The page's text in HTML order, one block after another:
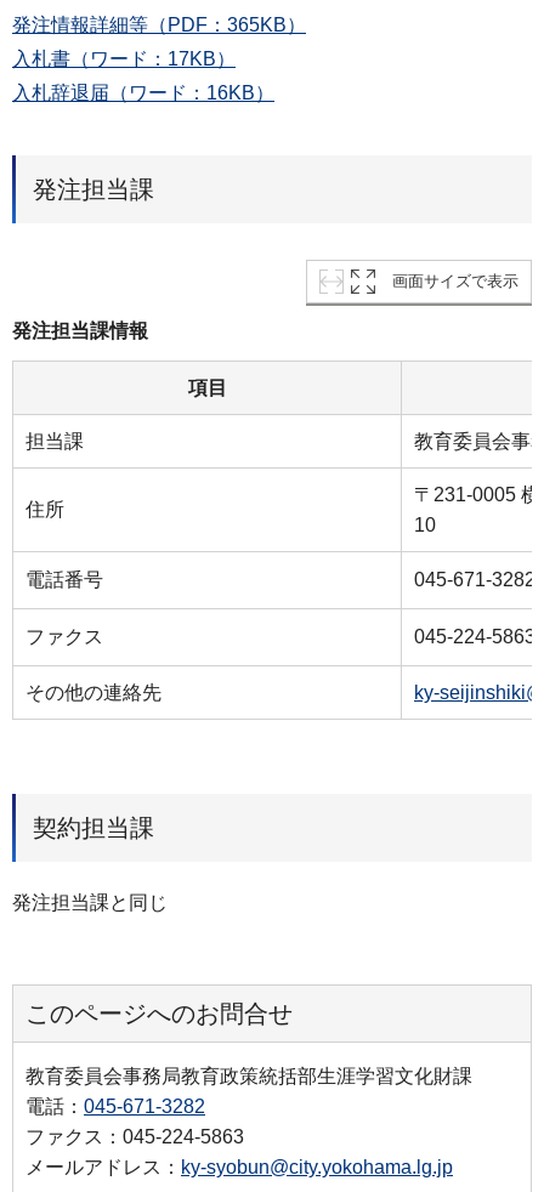
発注情報詳細等（PDF：365KB）
入札書（ワード：17KB）
入札辞退届（ワード：16KB）
発注担当課
画面サイズで表示
発注担当課情報
項目
担当課 教育委員会事
住所
〒231-0005
10
電話番号 045-671-3282
ファクス 045-224-5863
その他の連絡先 ky-
契約担当課
発注担当課と同じ
このページへのお問合せ
教育委員会事務局教育政策統括部生涯学習文化財課
電話： 045-671-3282
ファクス：045-224-5863
メールアドレス： ky-syobun@city.yokohama.lg.jp